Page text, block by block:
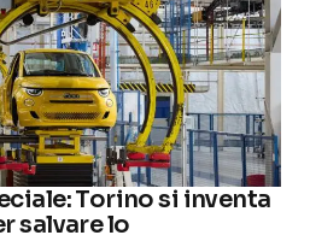
Torino si inventa
salvare lo